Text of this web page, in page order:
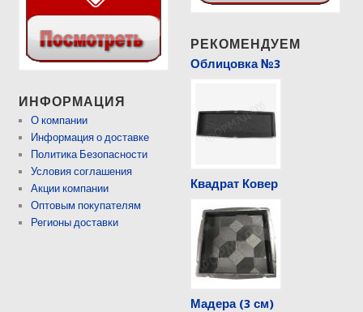
ИНФОРМАЦИЯ
О компании
Информация о доставке
Политика Безопасности
Условия соглашения
Акции компании
Оптовым покупателям
Регионы доставки
РЕКОМЕНДУЕМ
Облицовка №3
Квадрат Ковер
Мадера (3 см)